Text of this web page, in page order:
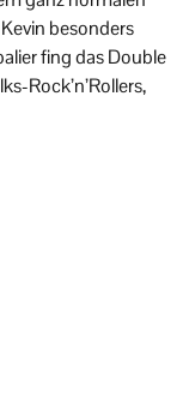
besonders
fing das Double
Rock’n’Rollers,